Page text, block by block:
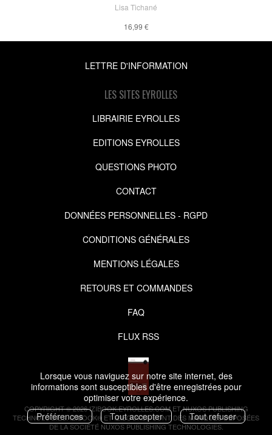
Lorsque vous naviguez sur notre site internet, des
informations sont susceptibles d'être enregistrées pour
optimiser votre expérience.
Préférences
Tout accepter Tout refuser
Lisa Tichané
16,99 €
LETTRE D'INFORMATION
LES SITES EYROLLES
LIBRAIRIE EYROLLES
EDITIONS EYROLLES
QUESTIONS PHOTO
CONTACT
DONNÉES PERSONNELLES - RGPD
CONDITIONS GÉNÉRALES
MENTIONS LÉGALES
RETOURS ET COMMANDES
FAQ
FLUX RSS
COPYRIGHT © 2026 IZIBOOK.EYROLLES.COM ET NUXOS PUBLISHING
TECHNOLOGIES.IZIBOOK® ETIZIBOOKS®SONT DES MARQUES DÉPOSÉES
DE LA SOCIÉTÉ NUXOS PUBLISHING TECHNOLOGIES.